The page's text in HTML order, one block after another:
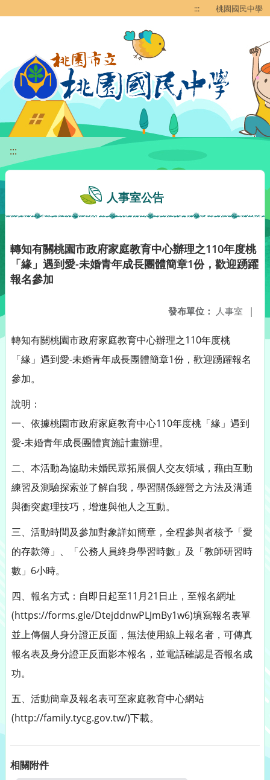
::: 桃園國民中學
:::
人事室公告
轉知有關桃園市政府家庭教育中心辦理之110年度桃
「緣」遇到愛-未婚青年成長團體簡章1份，歡迎踴躍
報名參加
發布單位： 人事室 |
轉知有關桃園市政府家庭教育中心辦理之110年度桃
「緣」遇到愛-未婚青年成長團體簡章1份，歡迎踴躍報名
參加。
說明：
一、依據桃園市政府家庭教育中心110年度桃「緣」遇到
愛-未婚青年成長團體實施計畫辦理。
二、本活動為協助未婚民眾拓展個人交友領域，藉由互動
練習及測驗探索並了解自我，學習關係經營之方法及溝通
與衝突處理技巧，增進與他人之互動。
三、活動時間及參加對象詳如簡章，全程參與者核予「愛
的存款簿」、「公務人員終身學習時數」及「教師研習時
數」6小時。
四、報名方式：自即日起至11月21日止，至報名網址
(https://forms.gle/DtejddnwPLJmBy1w6)填寫報名表單
並上傳個人身分證正反面，無法使用線上報名者，可傳真
報名表及身分證正反面影本報名，並電話確認是否報名成
功。
五、活動簡章及報名表可至家庭教育中心網站
(http://family.tycg.gov.tw/)下載。
相關附件